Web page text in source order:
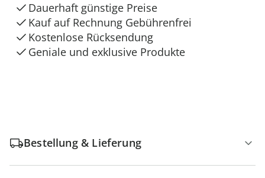
Dauerhaft günstige Preise
Kauf auf Rechnung Gebührenfrei
Kostenlose Rücksendung
Geniale und exklusive Produkte
Bestellung & Lieferung